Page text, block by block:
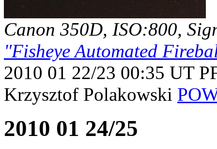
Canon 350D, ISO:800,
"Fisheye Automated
2010 01 22/23 00:35 UT
Krzysztof Polakowski
2010 01 24/25